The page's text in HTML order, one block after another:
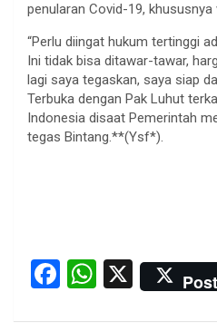
penularan Covid-19, khususnya
“Perlu diingat hukum tertinggi
Ini tidak bisa ditawar-tawar,
lagi saya tegaskan, saya siap
Terbuka dengan Pak Luhut
Indonesia disaat Pemerintah
tegas Bintang.**(Ysf*).
F
W X Post